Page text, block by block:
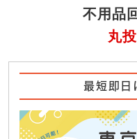
不用品
丸
最短即日